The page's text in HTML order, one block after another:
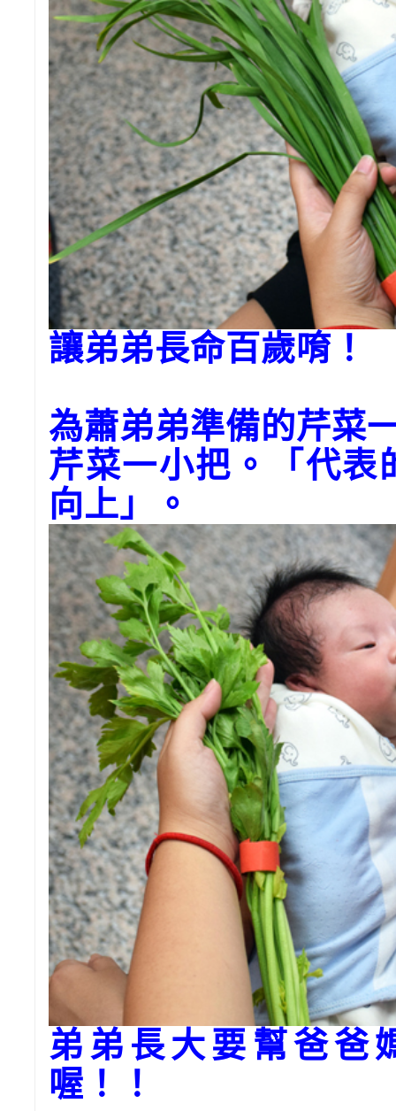
讓弟弟長命百歲唷！
為蕭弟弟準備的芹菜
芹菜一小把。「代表
向上」。
弟弟長大要幫爸爸
喔！！